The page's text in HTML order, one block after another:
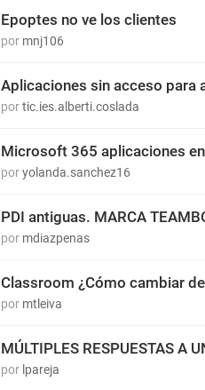
Epoptes no ve los clientes
por mnj106
Aplicaciones sin acceso para
portic.ies.alberti.coslada
Microsoft 365 aplicaciones
poryolanda.sanchez16
PDI antiguas. MARCA
por mdiazpenas
Classroom ¿Cómo cambiar
por mtleiva
MÚLTIPLES RESPUESTAS A
por lpareja